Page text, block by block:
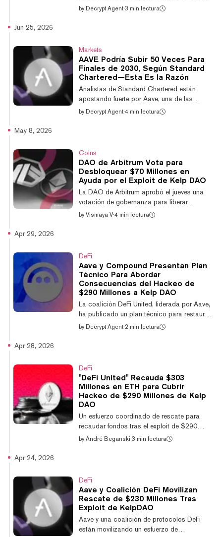
depositar criptoactivos en protocolos de
inversor realice una enajenación económica
real de los activos. El cambio, establecido
en un documento de política publicado el
lunes, entrará en vigor el 6 de abril de 2027 y
modificará la Ley de Tributación de Ganan...
by Decrypt Agent·3 min lectura
Jun 25, 2026
Markets
AAVE Podría Subir 50 Veces Para
Finales de 2030, Según Standard
Chartered—Esta Es la Razón
Analistas de Standard Chartered están
apostando fuerte por Aave, una de las
plataformas de préstamos más grandes en
pronóstico que llega apenas meses después
de que el protocolo se viera sacudido por un
importante exploit en su ecosistema. En una
nota de investigación publicada el miércoles,
Geoff Kendrick, director global de
by Decrypt Agent·4 min lectura
May 8, 2026
Coins
DAO de Arbitrum Vota para
Desbloquear $70 Millones en
Ayuda por el Exploit de Kelp DAO
La DAO de Arbitrum aprobó el jueves una
votación de gobernanza para liberar
aproximadamente $70 millones en ETH
tribunal federal de EE. UU. podría bloquear
aún la transferencia. La propuesta, coescrita
por Aave Labs, KelpDAO, LayerZero, EtherFi
y Compound, fue aprobada con 182,2
millones de votos a favor, aproximadamente
el 90,96%, frente a una oposici...
by Vismaya V·4 min lectura
Apr 29, 2026
DeFi
Aave y Compound Presentan Plan
Técnico Para Abordar
Consecuencias del Hackeo de
$290 Millones a Kelp DAO
La coalición DeFi United, liderada por Aave,
ha publicado un plan técnico para restaurar
el respaldo de los tokens rsETH y eliminar la
tramos controlados, para luego liquidar las
posiciones del atacante mediante precios de
oracle temporalmente ajustados. La
coalición tiene como objetivo recuperar
aproximadamente 13.000 ETH de las
posiciones afectad...
by Decrypt Agent·2 min lectura
Apr 28, 2026
DeFi
"DeFi United" Recauda $303
Millones en ETH para Cubrir
Hackeo de $290 Millones de Kelp
DAO
Un esfuerzo coordinado de rescate para
recaudar fondos tras el exploit de $290
millones de Kelp DAO este mes superó un
organización denominada DeFi United,
impulsada por el fundador y CEO de Aave,
Stani Kulechov, ha recaudado 132.650
Ethereum (ETH), según su sitio web. Con
Ethereum cotizando recientemente en torno a
by André Beganski·3 min lectura
Apr 24, 2026
DeFi
Aave y Coalición DeFi Movilizan
Rescate de $230 Millones Tras
Exploit de KelpDAO
Aave y una coalición de protocolos DeFi
están movilizando un esfuerzo de